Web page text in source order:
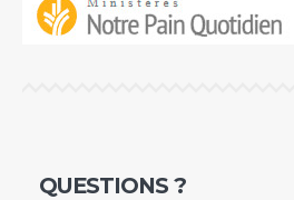
QUESTIONS ?